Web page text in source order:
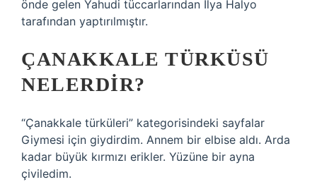
önde gelen Yahudi tüccarlarından İlya Halyo
tarafından yaptırılmıştır.
ÇANAKKALE TÜRKÜSÜ
NELERDIR?
“Çanakkale türküleri” kategorisindeki sayfalar
Giymesi için giydirdim. Annem bir elbise aldı. Arda
kadar büyük kırmızı erikler. Yüzüne bir ayna
çiviledim.